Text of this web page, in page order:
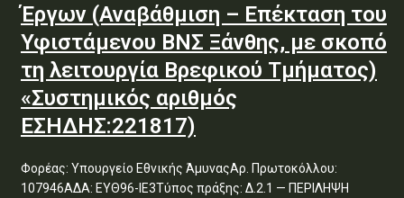
Έργων (Αναβάθμιση – Επέκταση του
Υφιστάμενου ΒΝΣ Ξάνθης, με σκοπό
τη λειτουργία Βρεφικού Τμήματος)
«Συστημικός αριθμός
ΕΣΗΔΗΣ:221817)
Φορέας: Υπουργείο Εθνικής ΆμυναςΑρ. Πρωτοκόλλου:
107946ΑΔΑ: ΕΥΘ96-ΙΕ3Τύπος πράξης: Δ.2.1 — ΠΕΡΙΛΗΨΗ